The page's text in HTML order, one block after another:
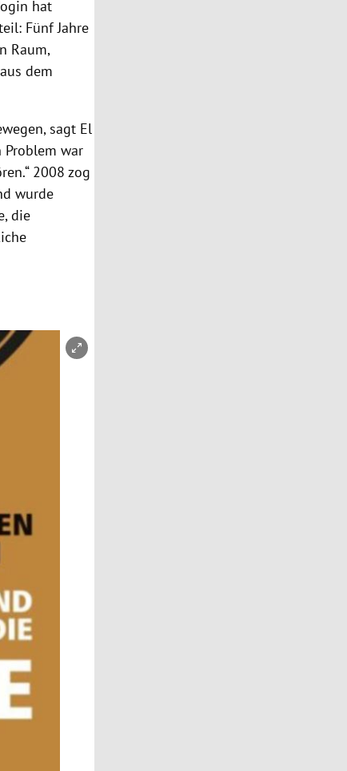
hat
Fünf Jahre
Raum,
dem
sagt El
Problem war
2008 zog
wurde
die